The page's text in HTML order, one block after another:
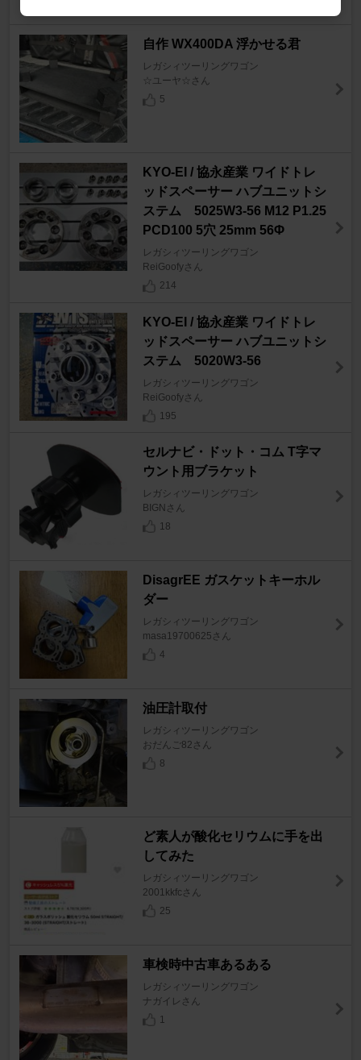
自作 WX400DA 浮かせる君
レガシィツーリングワゴン
☆ユーヤ☆さん
5
KYO-EI / 協永産業 ワイドトレ
ッドスペーサー ハブユニットシ
ステム 5025W3-56 M12 P1.25
PCD100 5穴 25mm 56Φ
レガシィツーリングワゴン
ReiGoofyさん
214
KYO-EI / 協永産業 ワイドトレ
ッドスペーサー ハブユニットシ
ステム 5020W3-56
レガシィツーリングワゴン
ReiGoofyさん
195
セルナビ・ドット・コム T字マ
ウント用ブラケット
レガシィツーリングワゴン
BIGNさん
18
DisagrEE ガスケットキーホル
ダー
レガシィツーリングワゴン
masa19700625さん
4
油圧計取付
レガシィツーリングワゴン
おだんご82さん
8
ど素人が酸化セリウムに手を出
してみた
レガシィツーリングワゴン
2001kkfcさん
25
車検時中古車あるある
レガシィツーリングワゴン
ナガイレさん
1